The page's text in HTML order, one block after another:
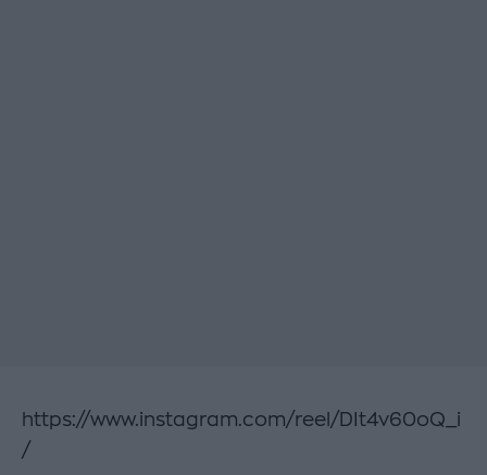
https://www.instagram.com/reel/DIt4v60oQ_i
/